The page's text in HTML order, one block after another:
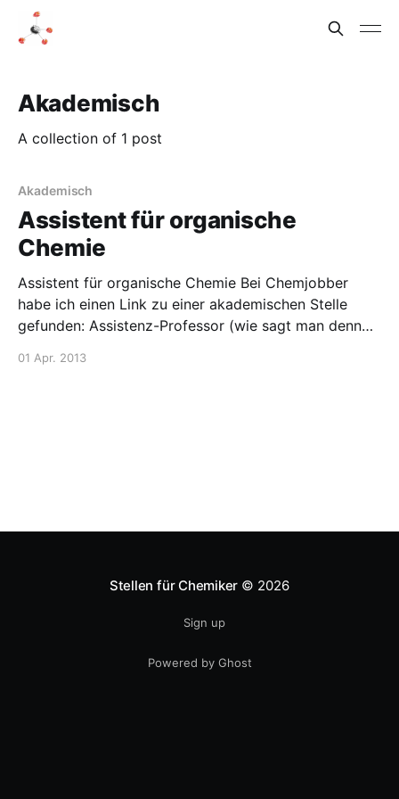
Akademisch
A collection of 1 post
Akademisch
Assistent für organische
Chemie
Assistent für organische Chemie Bei Chemjobber
habe ich einen Link zu einer akademischen Stelle
gefunden: Assistenz-Professor (wie sagt man denn
01 Apr. 2013
Stellen für Chemiker © 2026
Sign up
Powered by Ghost